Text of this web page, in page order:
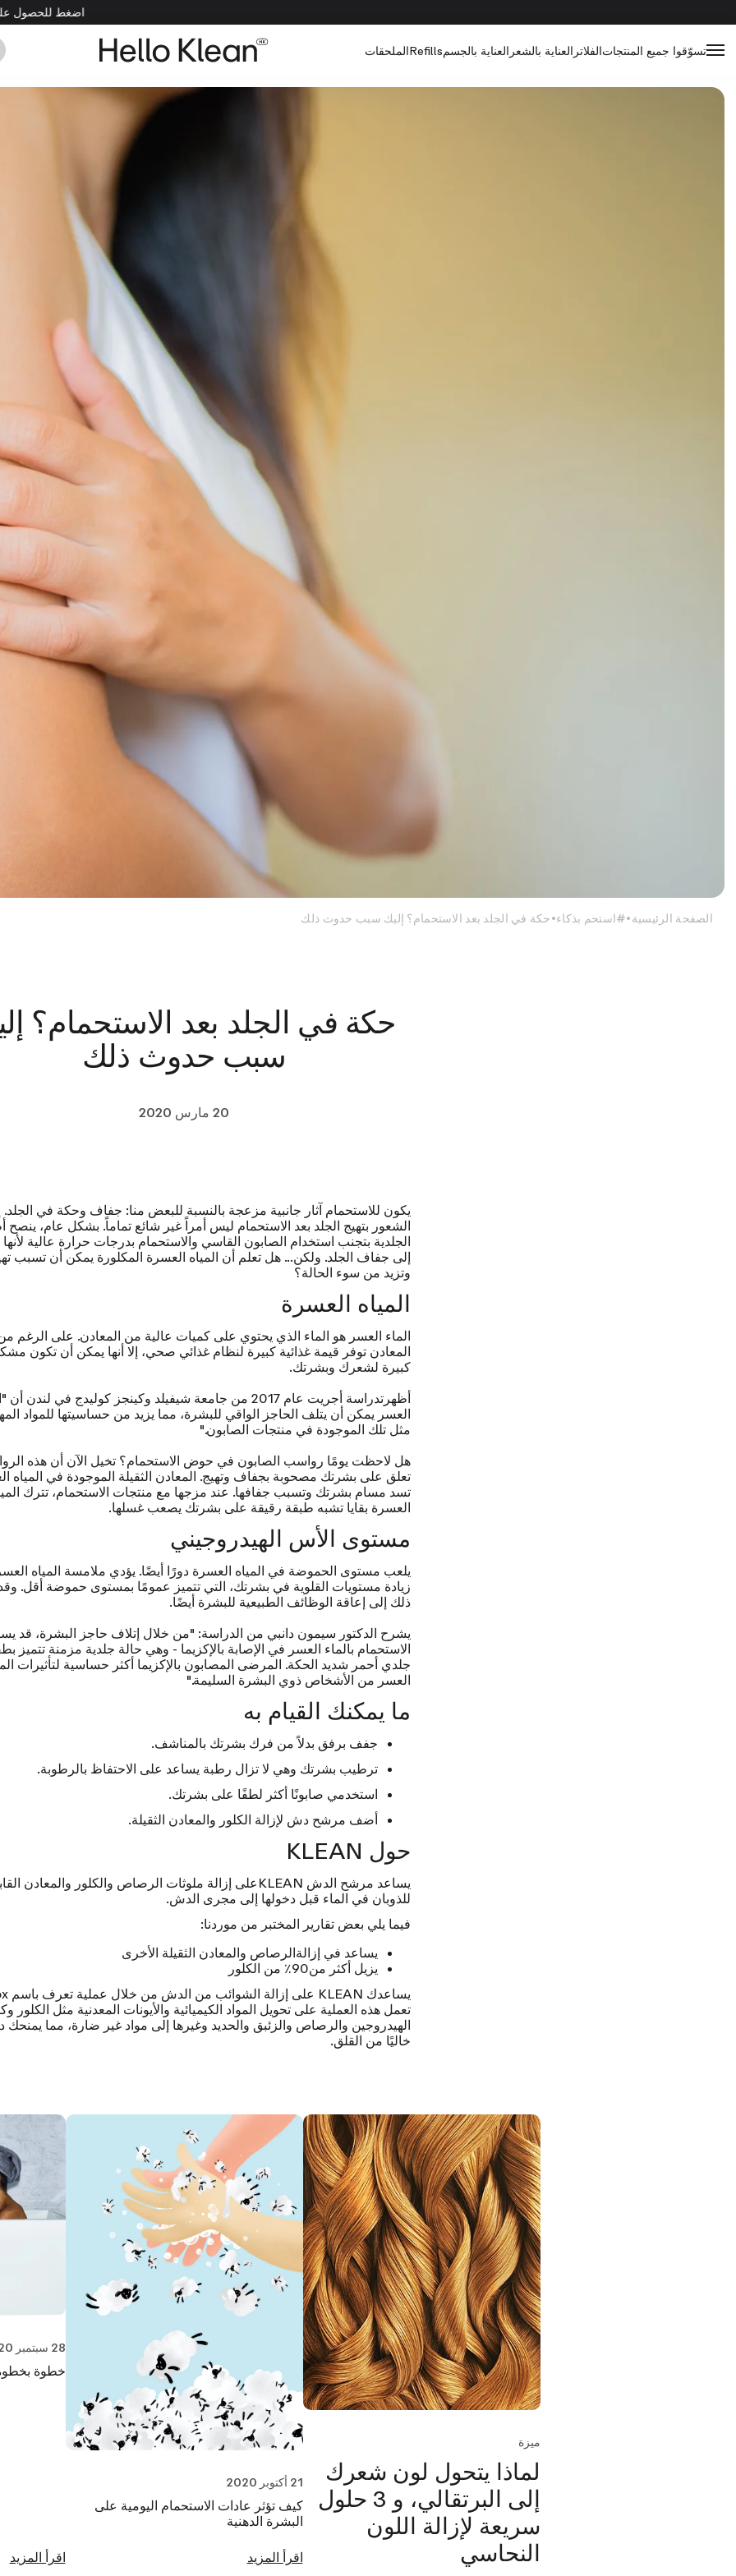
اضغط للحصول على خصم
تسوّقوا جميع المنتجاتالفلاتر العناية بالشعر العناية بالجسمRefillsالملحقات
الصفحة الرئيسية #استحم بذكاء حكة في الجلد بعد الاستحمام؟ إليك سبب حدوث ذلك
حكة في الجلد بعد الاستحمام؟
سبب حدوث ذلك
20 مارس 2020
يكون للاستحمام آثار جانبية مزعجة بالنسبة للبعض منا: جفاف وحكة في الجلد.
الشعور بتهيج الجلد بعد الاستحمام ليس أمراً غير شائع تماماً. بشكل عام، ينصح
الجلدية بتجنب استخدام الصابون القاسي والاستحمام بدرجات حرارة عالية
إلى جفاف الجلد. ولكن... هل تعلم أن المياه العسرة المكلورة يمكن أن تسبب
وتزيد من سوء الحالة؟
المياه العسرة
الماء العسر هو الماء الذي يحتوي على كميات عالية من المعادن. على الرغم
المعادن توفر قيمة غذائية كبيرة لنظام غذائي صحي، إلا أنها يمكن أن تكون
كبيرة لشعرك وبشرتك.
أظهرتدراسة أجريت عام 2017
من جامعة شيفيلد وكينجز كوليدج في لندن أن
العسر يمكن أن يتلف الحاجز الواقي للبشرة، مما يزيد من حساسيتها للمواد
مثل تلك الموجودة في منتجات الصابون."
هل لاحظت يومًا رواسب الصابون في حوض الاستحمام؟ تخيل الآن أن هذه
تعلق على بشرتك مصحوبة بجفاف وتهيج. المعادن الثقيلة الموجودة في المياه
تسد مسام بشرتك وتسبب جفافها. عند مزجها مع منتجات الاستحمام، تترك
العسرة بقايا تشبه طبقة رقيقة على بشرتك يصعب غسلها.
مستوى الأس الهيدروجيني
يلعب مستوى الحموضة في المياه العسرة دورًا أيضًا. يؤدي ملامسة المياه
زيادة مستويات القلوية في بشرتك، التي تتميز عمومًا بمستوى حموضة أقل.
ذلك إلى إعاقة الوظائف الطبيعية للبشرة أيضًا.
يشرح الدكتور سيمون دانبي من الدراسة: "من خلال إتلاف حاجز البشرة، قد
الاستحمام بالماء العسر في الإصابة بالإكزيما - وهي حالة جلدية مزمنة تتميز
جلدي أحمر شديد الحكة. المرضى المصابون بالإكزيما أكثر حساسية لتأثيرات
العسر من الأشخاص ذوي البشرة السليمة."
ما يمكنك القيام به
جفف برفق بدلاً من فرك بشرتك بالمناشف.
ترطيب بشرتك وهي لا تزال رطبة يساعد على الاحتفاظ بالرطوبة.
استخدمي صابونًا أكثر لطفًا على بشرتك.
أضف مرشح دش لإزالة الكلور والمعادن الثقيلة.
حول KLEAN
يساعد مرشح الدش KLEAN
على إزالة ملوثات الرصاص والكلور والمعادن
للذوبان في الماء قبل دخولها إلى مجرى الدش.
فيما يلي بعض تقارير المختبر من موردنا:
يساعد في إزالةالرصاص والمعادن الثقيلة الأخرى
يزيل أكثر من90٪ من الكلور
تعمل هذه العملية على تحويل المواد الكيميائية والأيونات المعدنية مثل الكلور
الهيدروجين والرصاص والزئبق والحديد وغيرها إلى مواد غير ضارة، مما يمنحك
خاليًا من القلق.
ميزة
لماذا يتحول لون شعرك
إلى البرتقالي، و 3 حلول
سريعة لإزالة اللون
النحاسي
21 أكتوبر 2020
كيف تؤثر عادات الاستحمام اليومية على
البشرة الدهنية
اقرأ المزيد
28 سبتمبر 2020
خطوة
اقرأ المزيد